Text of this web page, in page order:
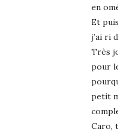
en
Et
j’ai ri
Très
pour
petit
Caro,